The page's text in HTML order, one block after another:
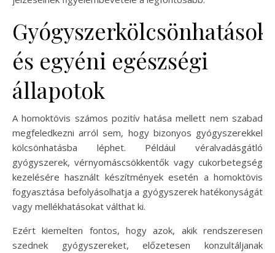
Gyógyszerkölcsönhatások
és egyéni egészségi
állapotok
A homoktövis számos pozitív hatása mellett nem szabad
megfeledkezni arról sem, hogy bizonyos gyógyszerekkel
kölcsönhatásba léphet. Például véralvadásgátló
gyógyszerek, vérnyomáscsökkentők vagy cukorbetegség
kezelésére használt készítmények esetén a homoktövis
fogyasztása befolyásolhatja a gyógyszerek hatékonyságát
vagy mellékhatásokat válthat ki.
Ezért kiemelten fontos, hogy azok, akik rendszeresen
szednek gyógyszereket, előzetesen konzultáljanak